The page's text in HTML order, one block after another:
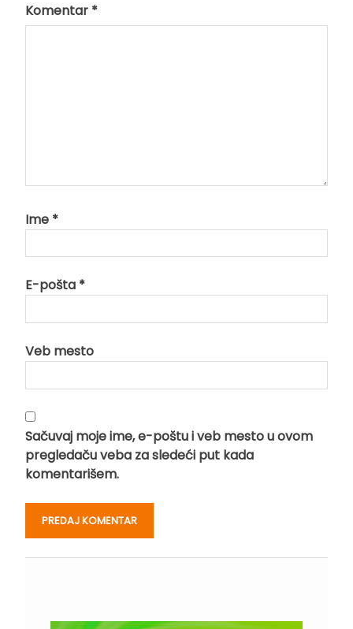
Komentar *
Ime *
E-pošta *
Veb mesto
Sačuvaj moje ime, e-poštu i veb mesto u ovom
pregledaču veba za sledeći put kada
komentarišem.